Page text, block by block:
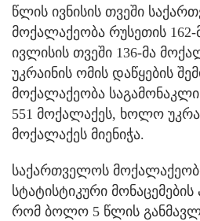
წლის ივნისის თვეში
მოქალაქეობა რუსეთის 162-
ივლისის თვეში 136-მა
უკრაინის ომის დაწყების
მოქალაქეობა
551 მოქალაქეს, ხოლო
მოქალაქეს მიენიჭა.
საქართველოს
სტატისტიკური მონაცემების
რომ ბოლო 5 წლის